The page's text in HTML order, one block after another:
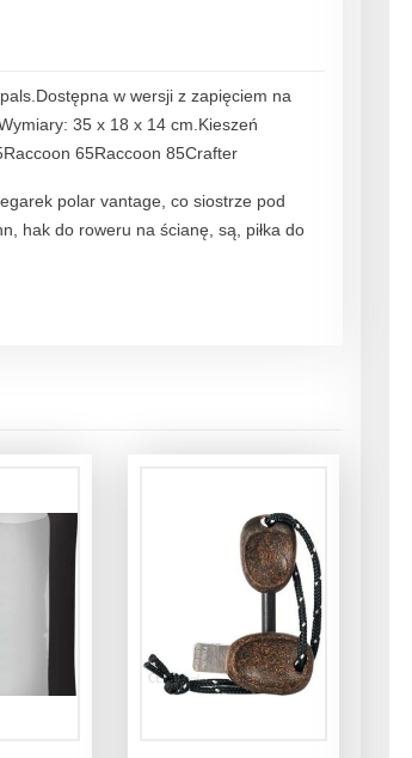
w wersji z zapięciem na
35 x 18 x 14 cm.Kieszeń
65Raccoon 85Crafter
polar vantage, co siostrze pod
hak do roweru na ścianę, są, piłka do